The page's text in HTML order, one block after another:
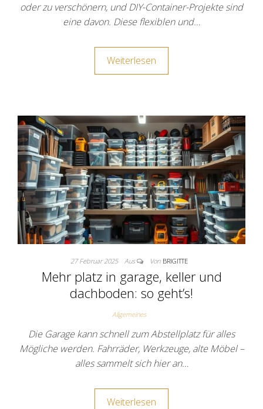
oder zu verschönern, und DIY-Container-Projekte sind
eine davon. Diese flexiblen und…
Weiterlesen
27 Februar 2025 Aus Von BRIGITTE
Mehr platz in garage, keller und
dachboden: so geht’s!
Allgemeines
Die Garage kann schnell zum Abstellplatz für alles
Mögliche werden. Fahrräder, Werkzeuge, alte Möbel –
alles sammelt sich hier an…
Weiterlesen